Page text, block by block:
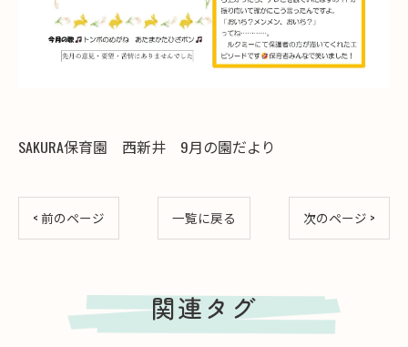
SAKURA保育園 西新井 9月の園だより
< 前のページ 一覧に戻る 次のページ >
関連タグ